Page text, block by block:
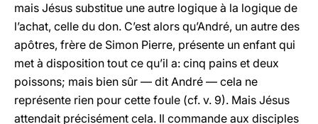
mais Jésus substitue une autre logique à la logique de
l’achat, celle du don. C’est alors qu’André, un autre des
apôtres, frère de Simon Pierre, présente un enfant qui
met à disposition tout ce qu’il a: cinq pains et deux
poissons; mais bien sûr — dit André — cela ne
représente rien pour cette foule (cf. v. 9). Mais Jésus
attendait précisément cela. Il commande aux disciples